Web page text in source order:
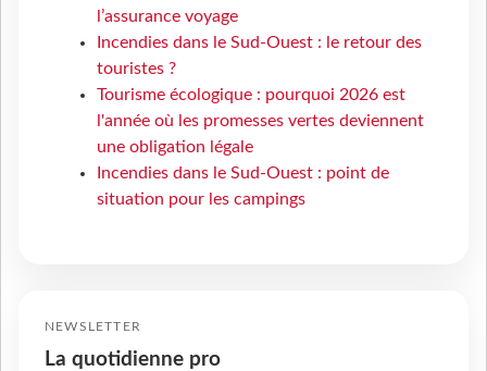
l’assurance voyage
Incendies dans le Sud-Ouest : le retour des
touristes ?
Tourisme écologique : pourquoi 2026 est
l'année où les promesses vertes deviennent
une obligation légale
Incendies dans le Sud-Ouest : point de
situation pour les campings
NEWSLETTER
La quotidienne pro